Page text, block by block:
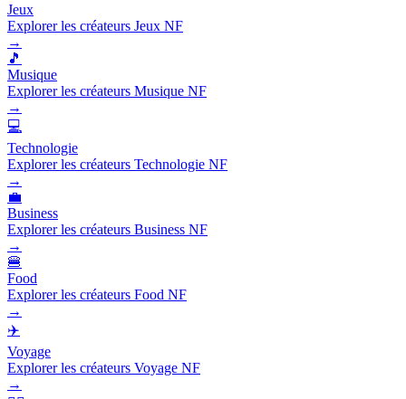
Jeux
Explorer les créateurs Jeux NF
→
🎵
Musique
Explorer les créateurs Musique NF
→
💻
Technologie
Explorer les créateurs Technologie NF
→
💼
Business
Explorer les créateurs Business NF
→
🍔
Food
Explorer les créateurs Food NF
→
✈️
Voyage
Explorer les créateurs Voyage NF
→